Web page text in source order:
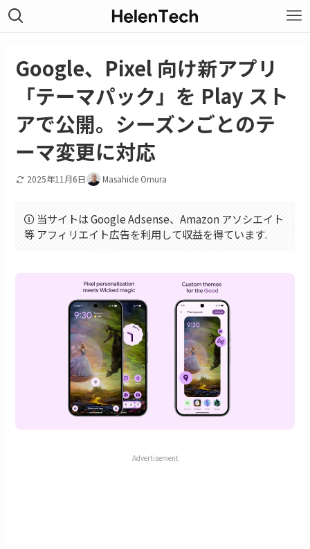
Google、Pixel 向け新アプリ
「テーマパック」を Play スト
アで公開。シーズンごとのテ
ーマ変更に対応
2025年11月6日 Masahide Omura
当サイトは Google Adsense、Amazon アソシエイト
等 アフィリエイト広告を利用して収益を得ています.
Advertisement